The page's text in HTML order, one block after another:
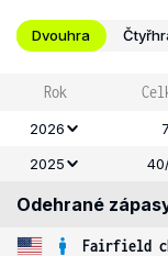
Dvouhra
Rok
2026
2025
Odehrané
Fairfield